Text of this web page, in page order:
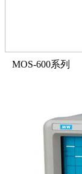
MOS-600系列